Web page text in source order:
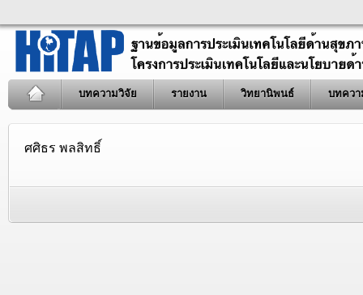
บทความวิจัย รายงาน วิทยานิพนธ์ บทควา
ศศิธร พลสิทธิ์